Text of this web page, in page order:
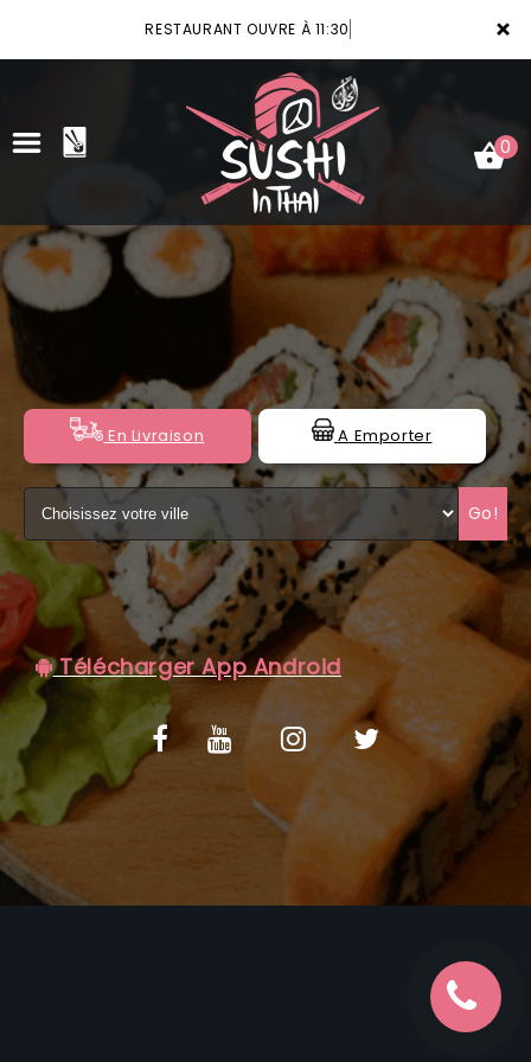
×
RESTAURANT OUVRE À 11:30
ACCUEIL
VOTRE COMPTE
NOTRE RESTAURANT
VOS AVIS
MENTIONS LÉGALES
C.G.V
0
En Livraison A Emporter
Go!
Télécharger App Android